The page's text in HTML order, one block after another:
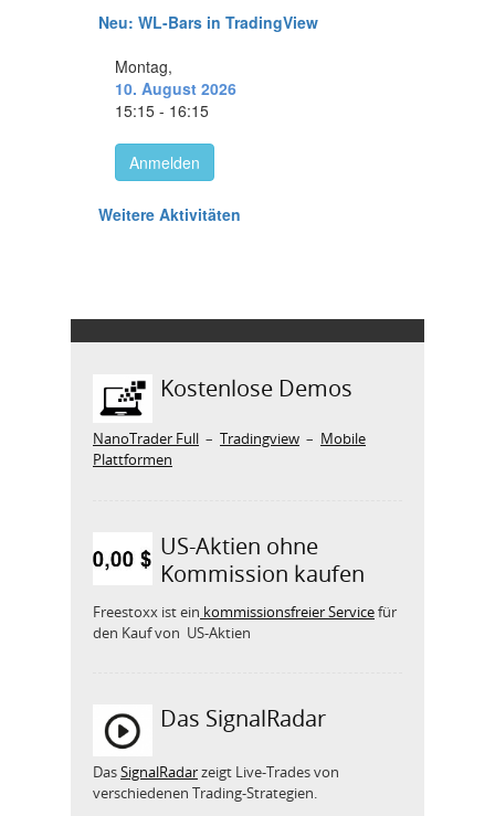
Kostenlose Demos
NanoTrader Full – Tradingview – Mobile
Plattformen
US-Aktien ohne
Kommission kaufen
Freestoxx ist ein kommissionsfreier Servicefür
den Kauf von US-Aktien
Das SignalRadar
DasSignalRadarzeigt Live-Trades von
verschiedenen Trading-Strategien.